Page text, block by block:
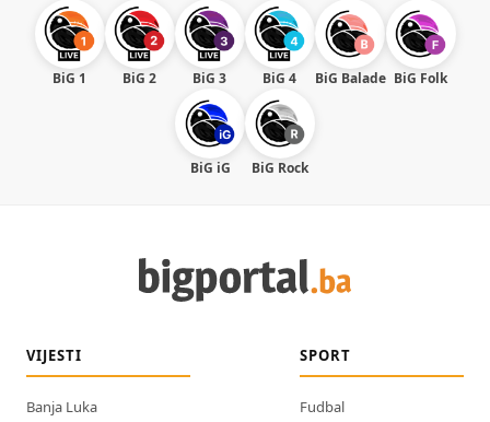
BiG 1 BiG 2 BiG 3 BiG 4 BiG Balade BiG Folk
BiG iG BiG Rock
VIJESTI
Banja Luka
SPORT
Fudbal